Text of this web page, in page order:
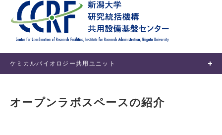
ケミカルバイオロジー共用ユニット
オープンラボスペースの紹介